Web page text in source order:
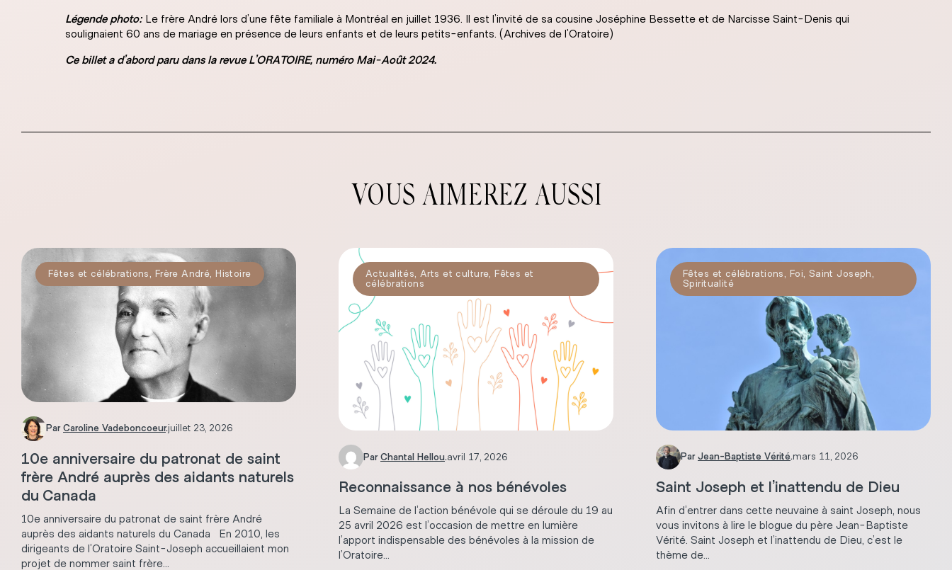
Légende photo: Le frère André lors d’une fête familiale à Montréal en juillet 1936. Il est l’invité de sa cousine Joséphine Bessette et de Narcisse Saint-Denis qui
soulignaient 60 ans de mariage en présence de leurs enfants et de leurs petits-enfants. (Archives de l’Oratoire)
Ce billet a d’abord paru dans la revue L’ORATOIRE, numéro Mai-Août 2024.
VOUS AIMEREZ AUSSI
Fêtes et célébrations Frère André Histoire
Par Caroline Vadeboncoeur.juillet 23, 2026
10e anniversaire du patronat de saint
frère André auprès des aidants naturels
du Canada
10e anniversaire du patronat de saint frère André
auprès des aidants naturels du Canada En 2010, les
dirigeants de l’Oratoire Saint-Joseph accueillaient mon
projet de nommer saint frère...
Actualités Arts et culture
Fêtes et
célébrations
Par Chantal Hellou.avril 17, 2026
Reconnaissance à nos bénévoles
La Semaine de l’action bénévole qui se déroule du 19 au
25 avril 2026 est l’occasion de mettre en lumière
l’apport indispensable des bénévoles à la mission de
l’Oratoire...
Fêtes et célébrations Foi Saint Joseph
Spiritualité
Par Jean-Baptiste Vérité.mars 11, 2026
Saint Joseph et l’inattendu de Dieu
Afin d’entrer dans cette neuvaine à saint Joseph, nous
vous invitons à lire le blogue du père Jean-Baptiste
Vérité. Saint Joseph et l’inattendu de Dieu, c’est le
thème de...